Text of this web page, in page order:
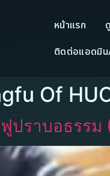
หน้าแรก
ติดต่อแอดมิ
Of
ปราบอธรรม